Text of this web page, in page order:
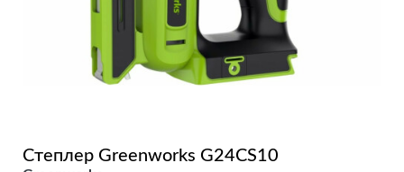
Степлер Greenworks G24CS10